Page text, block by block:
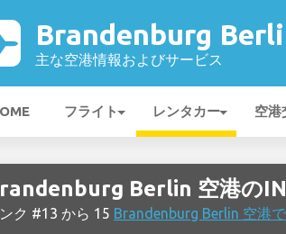
Brandenburg
主な空港情報およびサービス
フライト レンタカー 空港
Berlin 空港の
ク #13 から 15 Brandenburg Berlin 空港